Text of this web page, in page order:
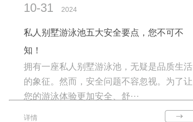
10-31 2024
私人别墅游泳池五大安全要点，您不可不
知！
拥有一座私人别墅游泳池，无疑是品质生活
的象征。然而，安全问题不容忽视。为了让
您的游泳体验更加安全、舒···
详情